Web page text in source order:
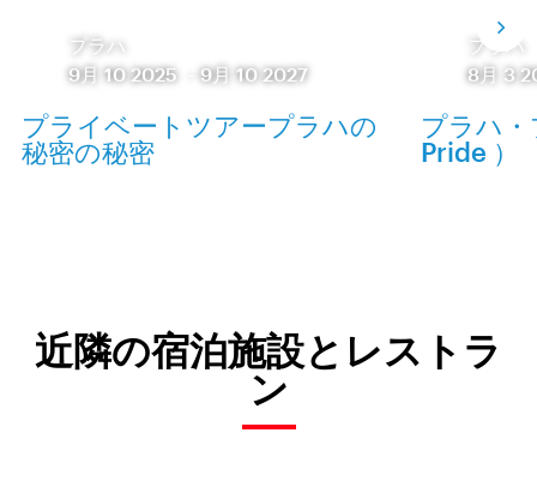
プラハ
9月 10 2025
9月 10 2027
プライベートツアープラハの
秘密の秘密
プラハ
8月 3
プラハ
Pride ）
近隣の宿泊施設とレストラ
ン